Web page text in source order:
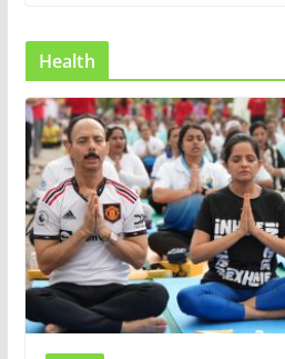
Health